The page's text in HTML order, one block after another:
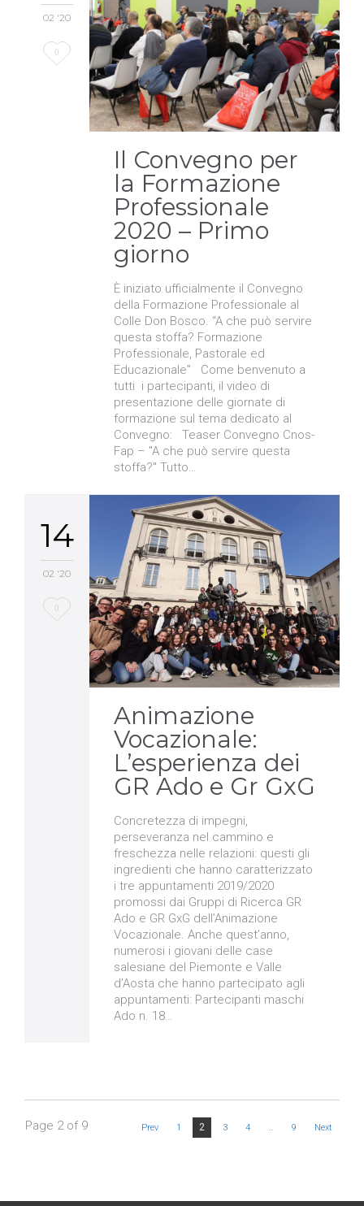
02 '20
Love
0
Il Convegno per
la Formazione
Professionale
2020 – Primo
giorno
È iniziato ufficialmente il Convegno
della Formazione Professionale al
Colle Don Bosco. “A che può servire
questa stoffa? Formazione
Professionale, Pastorale ed
Educazionale” Come benvenuto a
tutti i partecipanti, il video di
presentazione delle giornate di
formazione sul tema dedicato al
Convegno: Teaser Convegno Cnos-
Fap – "A che può servire questa
stoffa?" Tutto…
14
02 '20
Love
0
Animazione
Vocazionale:
L’esperienza dei
GR Ado e Gr GxG
Concretezza di impegni,
perseveranza nel cammino e
freschezza nelle relazioni: questi gli
ingredienti che hanno caratterizzato
i tre appuntamenti 2019/2020
promossi dai Gruppi di Ricerca GR
Ado e GR GxG dell’Animazione
Vocazionale. Anche quest’anno,
numerosi i giovani delle case
salesiane del Piemonte e Valle
d’Aosta che hanno partecipato agli
appuntamenti: Partecipanti maschi
Ado n. 18…
Page 2 of 9 Prev 1 2 3 4 … 9 Next